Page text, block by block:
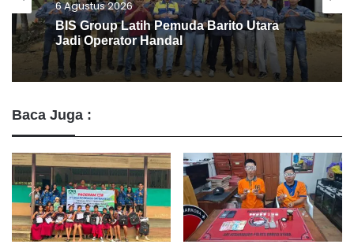
6 Agustus 2026
BIS Group Latih Pemuda Barito Utara
Jadi Operator Handal
Baca Juga :